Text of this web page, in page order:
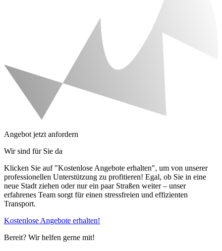
Angebot jetzt anfordern
Wir sind für Sie da
Klicken Sie auf "Kostenlose Angebote erhalten", um von unserer
professionellen Unterstützung zu profitieren! Egal, ob Sie in eine
neue Stadt ziehen oder nur ein paar Straßen weiter – unser
erfahrenes Team sorgt für einen stressfreien und effizienten
Transport.
Kostenlose Angebote erhalten!
Bereit? Wir helfen gerne mit!